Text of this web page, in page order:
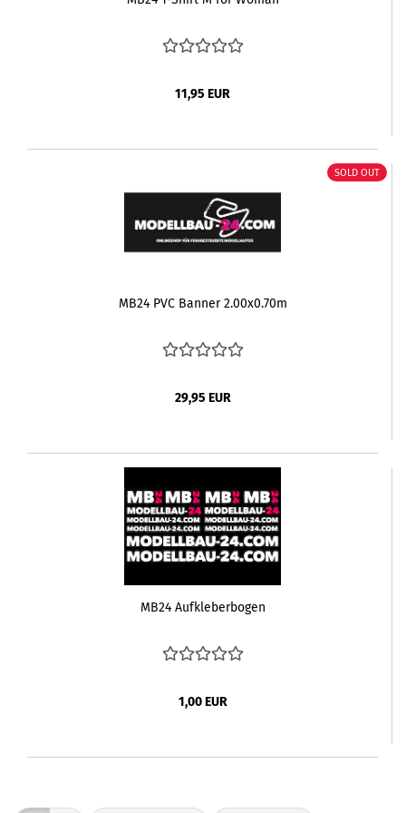
11,95 EUR
SOLD OUT
MB24 PVC Banner 2.00x0.70m
29,95 EUR
MB24 Aufkleberbogen
1,00 EUR